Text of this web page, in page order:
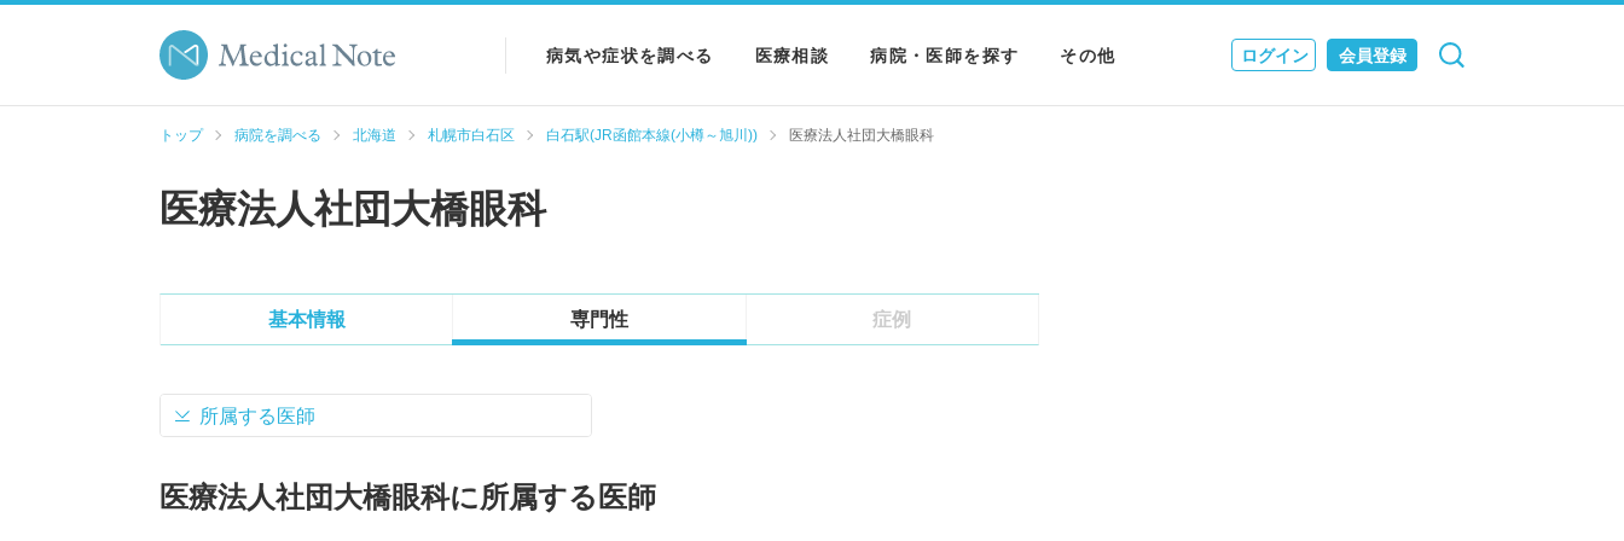
病気や症状を調べる 医療相談 病院・医師を探す その他 ログイン 会員登録
検索 キャンセル
トップ 病院を調べる 北海道 札幌市白石区 白石駅(JR函館本線(小樽～旭川)) 医療法人社団大橋眼科
医療法人社団大橋眼科
基本情報 専門性 症例
所属する医師
医療法人社団大橋眼科に所属する医師